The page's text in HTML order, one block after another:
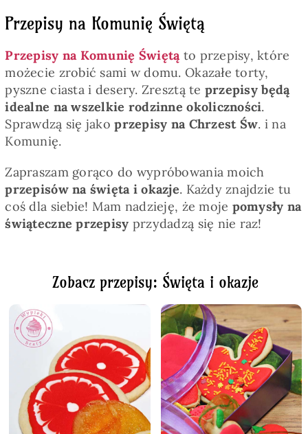
Przepisy na Komunię Świętą
Przepisy na Komunię Świętą to przepisy, które
możecie zrobić sami w domu. Okazałe torty,
pyszne ciasta i desery. Zresztą te przepisy będą
idealne na wszelkie rodzinne okoliczności.
Sprawdzą się jakoprzepisy na Chrzest Św. i na
Komunię.
Zapraszam gorąco do wypróbowania moich
przepisów na święta i okazje. Każdy znajdzie tu
coś dla siebie! Mam nadzieję, że moje pomysły na
świąteczne przepisy przydadzą się nie raz!
Zobacz przepisy: Święta i okazje